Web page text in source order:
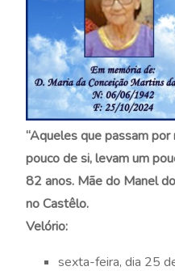
“Aqueles que passam
pouco de si, levam um
82 anos. Mãe do Manel
no Castêlo.
Velório:
sexta-feira, dia 25